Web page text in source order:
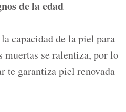
de la edad
capacidad de la piel para
muertas se ralentiza, por lo
te garantiza piel renovada